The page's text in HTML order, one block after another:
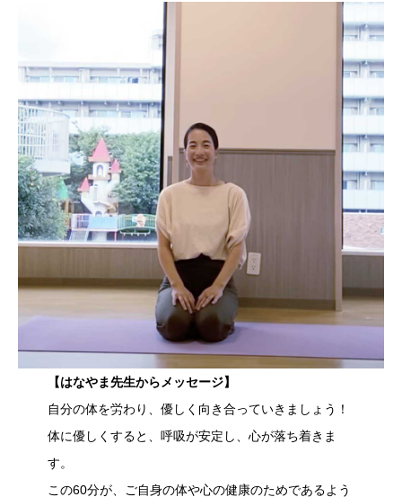
【はなやま先生からメッセージ】
自分の体を労わり、優しく向き合っていきましょう！
体に優しくすると、呼吸が安定し、心が落ち着きま
す。
この60分が、ご自身の体や心の健康のためであるよう